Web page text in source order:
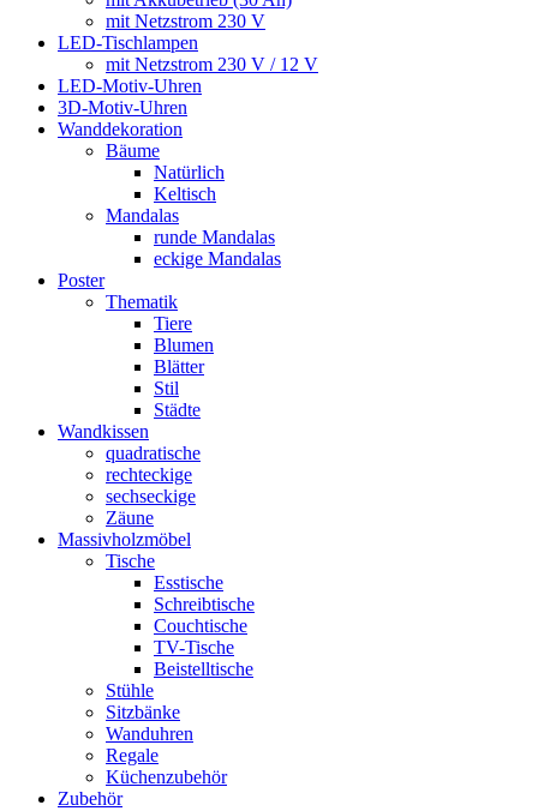
mit Netzstrom 230 V
LED-Tischlampen
mit Netzstrom 230 V / 12 V
LED-Motiv-Uhren
3D-Motiv-Uhren
Wanddekoration
Bäume
Natürlich
Keltisch
Mandalas
runde Mandalas
eckige Mandalas
Poster
Thematik
Tiere
Blumen
Blätter
Stil
Städte
Wandkissen
quadratische
rechteckige
sechseckige
Zäune
Massivholzmöbel
Tische
Esstische
Schreibtische
Couchtische
TV-Tische
Beistelltische
Stühle
Sitzbänke
Wanduhren
Regale
Küchenzubehör
Zubehör